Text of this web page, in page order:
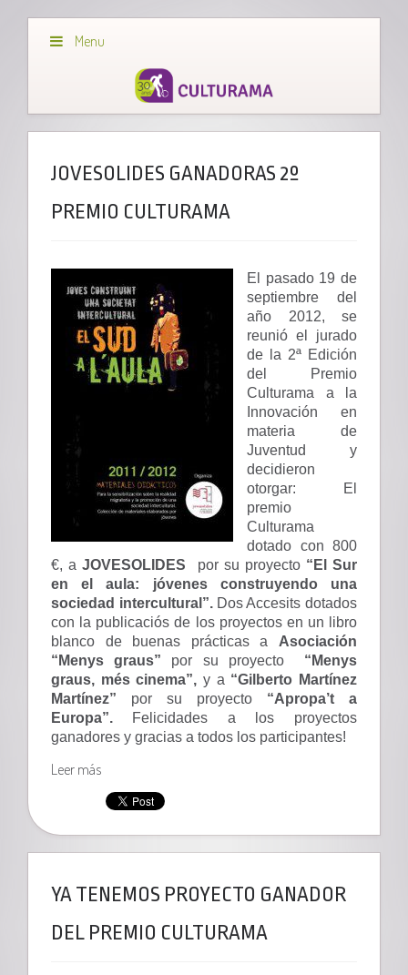
Menu
JOVESOLIDES GANADORAS 2º
PREMIO CULTURAMA
El pasado 19 de
septiembre del
año 2012, se
reunió el jurado
de la 2ª Edición
del Premio
Culturama a la
Innovación en
materia de
Juventud y
decidieron
otorgar:
El
premio
Culturama
dotado con 800
€, aJOVESOLIDES por su proyecto “El Sur
en el aula: jóvenes construyendo una
sociedad intercultural”. Dos Accesits dotados
con la publicaciós de los proyectos en un libro
blanco de buenas prácticas a Asociación
“Menys graus” por su proyecto “Menys
graus, més cinema”, y a “Gilberto Martínez
Martínez” por su proyecto “Apropa’t a
Europa”.
Felicidades a los proyectos
ganadores y gracias a todos los participantes!
Leer más
YA TENEMOS PROYECTO GANADOR
DEL PREMIO CULTURAMA